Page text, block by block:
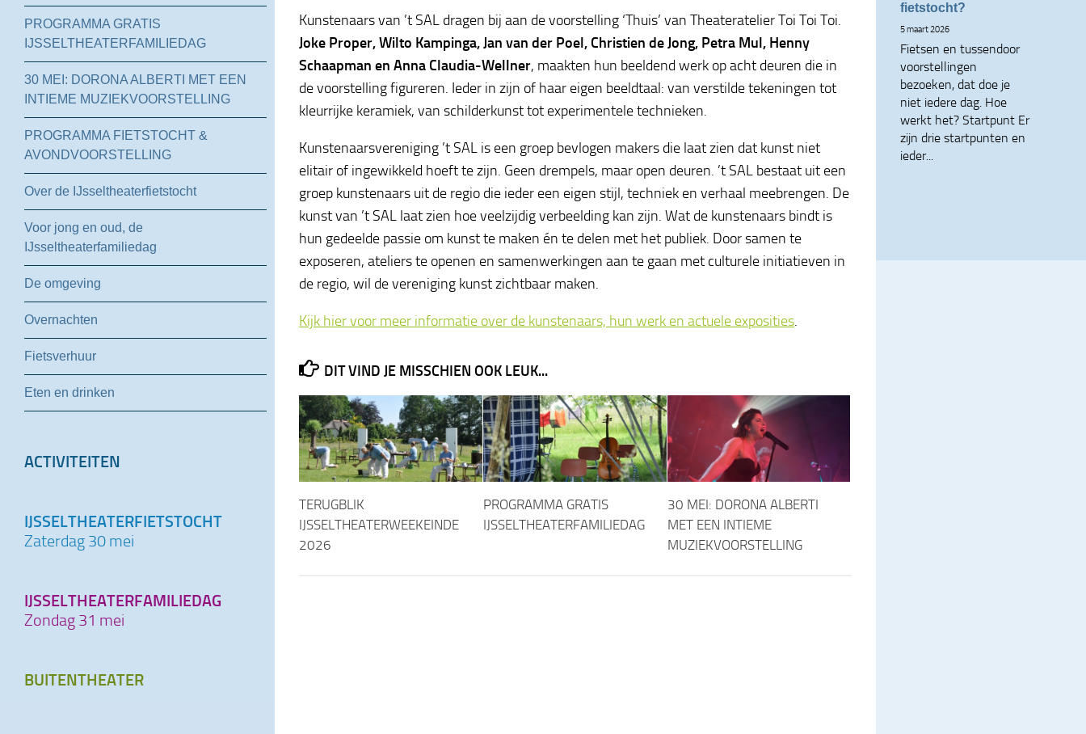
Kunstenaars van ’t SAL dragen bij aan de voorstelling ‘Thuis’ van Theateratelier Toi Toi Toi.
Joke Proper, Wilto Kampinga, Jan van der Poel, Christien de Jong, Petra Mul, Henny
Schaapman en Anna Claudia-Wellner, maakten hun beeldend werk op acht deuren die in
de voorstelling figureren. Ieder in zijn of haar eigen beeldtaal: van verstilde tekeningen tot
kleurrijke keramiek, van schilderkunst tot experimentele technieken.
Kunstenaarsvereniging ’t SAL is een groep bevlogen makers die laat zien dat kunst niet
elitair of ingewikkeld hoeft te zijn. Geen drempels, maar open deuren. ’t SAL bestaat uit een
groep kunstenaars uit de regio die ieder een eigen stijl, techniek en verhaal meebrengen. De
kunst van ’t SAL laat zien hoe veelzijdig verbeelding kan zijn. Wat de kunstenaars bindt is
hun gedeelde passie om kunst te maken én te delen met het publiek. Door samen te
exposeren, ateliers te openen en samenwerkingen aan te gaan met culturele initiatieven in
de regio, wil de vereniging kunst zichtbaar maken.
Kijk hier voor meer informatie over de kunstenaars, hun werk en actuele exposities.
DIT VIND JE MISSCHIEN OOK LEUK...
TERUGBLIK
IJSSELTHEATERWEEKEINDE
2026
PROGRAMMA GRATIS
IJSSELTHEATERFAMILIEDAG
30 MEI: DORONA ALBERTI
MET EEN INTIEME
MUZIEKVOORSTELLING
PROGRAMMA GRATIS
IJSSELTHEATERFAMILIEDAG
30 MEI: DORONA ALBERTI MET EEN
INTIEME MUZIEKVOORSTELLING
PROGRAMMA FIETSTOCHT &
AVONDVOORSTELLING
Over de IJsseltheaterfietstocht
Voor jong en oud, de
IJsseltheaterfamiliedag
De omgeving
Overnachten
Fietsverhuur
Eten en drinken
ACTIVITEITEN
IJSSELTHEATERFIETSTOCHT
Zaterdag 30 mei
IJSSELTHEATERFAMILIEDAG
Zondag 31 mei
BUITENTHEATER
fietstocht?
5 maart 2026
Fietsen en tussendoor
voorstellingen
bezoeken, dat doe je
niet iedere dag. Hoe
werkt het? Startpunt Er
zijn drie startpunten en
ieder...